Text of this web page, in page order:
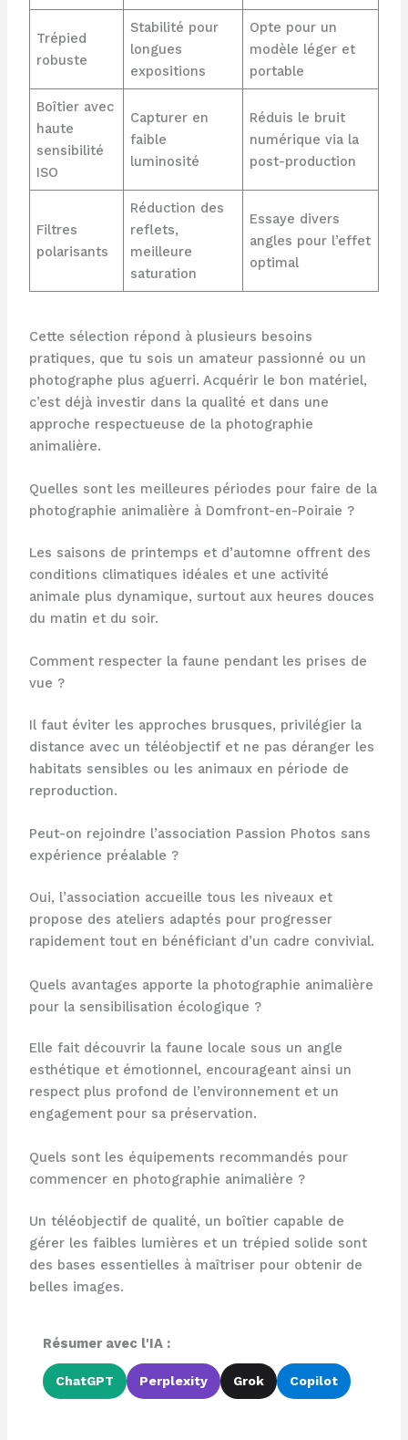
Trépied
robuste
Stabilité pour
longues
expositions
Opte pour un
modèle léger et
portable
Boîtier avec
haute
sensibilité
ISO
Capturer en
faible
luminosité
Réduis le bruit
numérique via la
post-production
Filtres
polarisants
Réduction des
reflets,
meilleure
saturation
Essaye divers
angles pour l’effet
optimal
Cette sélection répond à plusieurs besoins
pratiques, que tu sois un amateur passionné ou un
photographe plus aguerri. Acquérir le bon matériel,
c’est déjà investir dans la qualité et dans une
approche respectueuse de la photographie
animalière.
Quelles sont les meilleures périodes pour faire de la
photographie animalière à Domfront-en-Poiraie ?
Les saisons de printemps et d’automne offrent des
conditions climatiques idéales et une activité
animale plus dynamique, surtout aux heures douces
du matin et du soir.
Comment respecter la faune pendant les prises de
vue ?
Il faut éviter les approches brusques, privilégier la
distance avec un téléobjectif et ne pas déranger les
habitats sensibles ou les animaux en période de
reproduction.
Peut-on rejoindre l’association Passion Photos sans
expérience préalable ?
Oui, l’association accueille tous les niveaux et
propose des ateliers adaptés pour progresser
rapidement tout en bénéficiant d’un cadre convivial.
Quels avantages apporte la photographie animalière
pour la sensibilisation écologique ?
Elle fait découvrir la faune locale sous un angle
esthétique et émotionnel, encourageant ainsi un
respect plus profond de l’environnement et un
engagement pour sa préservation.
Quels sont les équipements recommandés pour
commencer en photographie animalière ?
Un téléobjectif de qualité, un boîtier capable de
gérer les faibles lumières et un trépied solide sont
des bases essentielles à maîtriser pour obtenir de
belles images.
Résumer avec l'IA :
ChatGPT Perplexity Grok Copilot